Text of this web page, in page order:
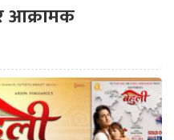
आक्रामक